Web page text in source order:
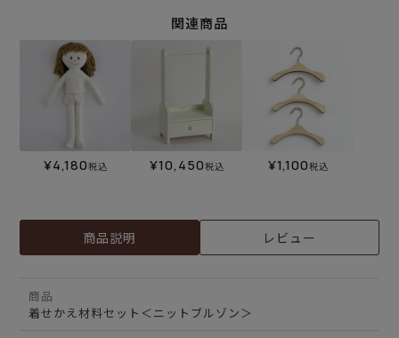
関連商品
¥4,180税込 ¥10,450税込 ¥1,100税込
商品説明 レビュー
商品
着せかえ材料セット＜ニットブルゾン＞